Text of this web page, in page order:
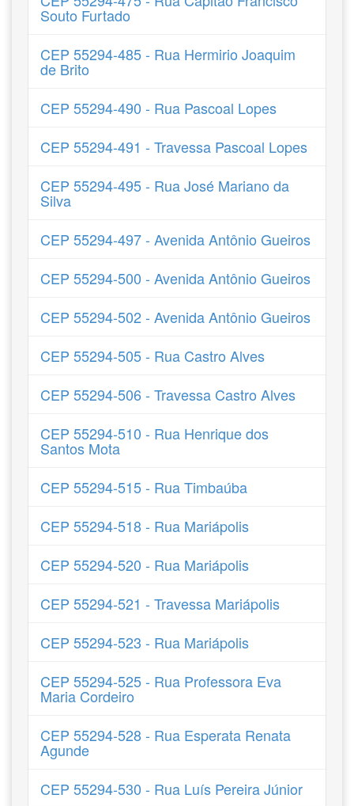
Souto Furtado
CEP 55294-485 - Rua Hermirio Joaquim
de Brito
CEP 55294-490 - Rua Pascoal Lopes
CEP 55294-491 - Travessa Pascoal Lopes
CEP 55294-495 - Rua José Mariano da
Silva
CEP 55294-497 - Avenida Antônio Gueiros
CEP 55294-500 - Avenida Antônio Gueiros
CEP 55294-502 - Avenida Antônio Gueiros
CEP 55294-505 - Rua Castro Alves
CEP 55294-506 - Travessa Castro Alves
CEP 55294-510 - Rua Henrique dos
Santos Mota
CEP 55294-515 - Rua Timbaúba
CEP 55294-518 - Rua Mariápolis
CEP 55294-520 - Rua Mariápolis
CEP 55294-521 - Travessa Mariápolis
CEP 55294-523 - Rua Mariápolis
CEP 55294-525 - Rua Professora Eva
Maria Cordeiro
CEP 55294-528 - Rua Esperata Renata
Agunde
CEP 55294-530 - Rua Luís Pereira Júnior